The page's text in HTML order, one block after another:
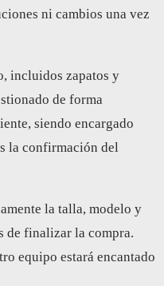
ni cambios una vez
incluidos zapatos y
de forma
siendo encargado
la confirmación del
la talla, modelo y
de finalizar la compra.
equipo estará encantado